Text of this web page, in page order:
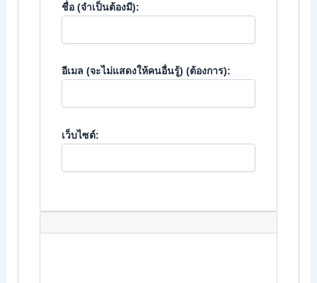
ชื่อ (จำเป็นต้องมี):
อีเมล (จะไม่แสดงให้คนอื่นรู้) (ต้องการ):
เว็บไซต์: